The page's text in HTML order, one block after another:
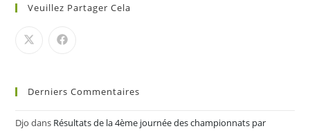
Veuillez Partager Cela
Derniers Commentaires
Djo dans Résultats de la 4ème journée des championnats par